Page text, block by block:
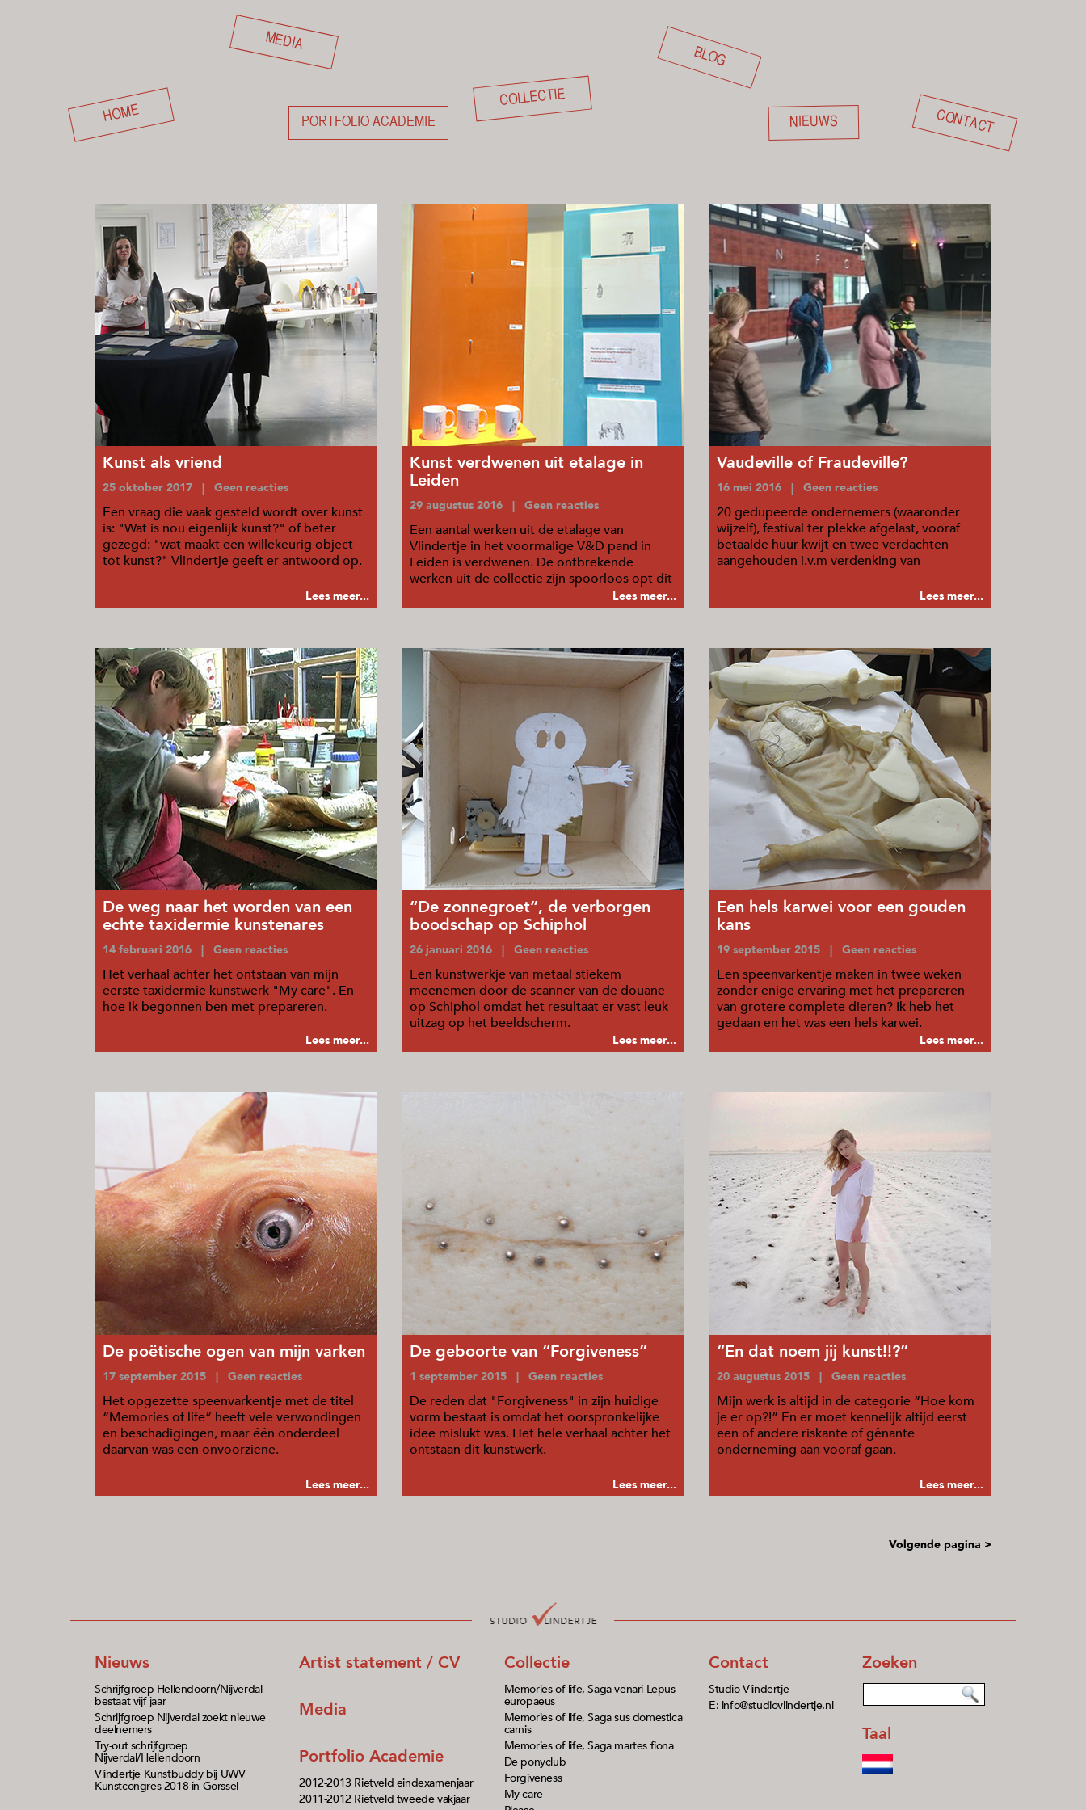
HOME
MEDIA
PORTFOLIO ACADEMIE
COLLECTIE
BLOG
NIEUWS CONTACT
Kunst als vriend
25 oktober 2017 | Geen reacties
Een vraag die vaak gesteld wordt over kunst
is: "Wat is nou eigenlijk kunst?" of beter
gezegd: "wat maakt een willekeurig object
tot kunst?" Vlindertje geeft er antwoord op.
Lees meer...
Kunst verdwenen uit etalage in
Leiden
29 augustus 2016 | Geen reacties
Een aantal werken uit de etalage van
Vlindertje in het voormalige V&D pand in
Leiden is verdwenen. De ontbrekende
werken uit de collectie zijn spoorloos opt dit
Lees meer...
Vaudeville of Fraudeville?
16 mei 2016 | Geen reacties
20 gedupeerde ondernemers (waaronder
wijzelf), festival ter plekke afgelast, vooraf
betaalde huur kwijt en twee verdachten
aangehouden i.v.m verdenking van
Lees meer...
De weg naar het worden van een
echte taxidermie kunstenares
14 februari 2016 | Geen reacties
Het verhaal achter het ontstaan van mijn
eerste taxidermie kunstwerk "My care". En
hoe ik begonnen ben met prepareren.
Lees meer...
“De zonnegroet”, de verborgen
boodschap op Schiphol
26 januari 2016 | Geen reacties
Een kunstwerkje van metaal stiekem
meenemen door de scanner van de douane
op Schiphol omdat het resultaat er vast leuk
uitzag op het beeldscherm.
Lees meer...
Een hels karwei voor een gouden
kans
19 september 2015 | Geen reacties
Een speenvarkentje maken in twee weken
zonder enige ervaring met het prepareren
van grotere complete dieren? Ik heb het
gedaan en het was een hels karwei.
Lees meer...
De poëtische ogen van mijn varken
17 september 2015 | Geen reacties
Het opgezette speenvarkentje met de titel
“Memories of life” heeft vele verwondingen
en beschadigingen, maar één onderdeel
daarvan was een onvoorziene.
Lees meer...
De geboorte van “Forgiveness”
1 september 2015 | Geen reacties
De reden dat "Forgiveness" in zijn huidige
vorm bestaat is omdat het oorspronkelijke
idee mislukt was. Het hele verhaal achter het
ontstaan dit kunstwerk.
Lees meer...
“En dat noem jij kunst!!?”
20 augustus 2015 | Geen reacties
Mijn werk is altijd in de categorie “Hoe kom
je er op?!” En er moet kennelijk altijd eerst
een of andere riskante of gênante
onderneming aan vooraf gaan.
Lees meer...
Volgende pagina >
Nieuws
Schrijfgroep Hellendoorn/Nijverdal
bestaat vijf jaar
Schrijfgroep Nijverdal zoekt nieuwe
deelnemers
Try-out schrijfgroep
Nijverdal/Hellendoorn
Vlindertje Kunstbuddy bij UWV
Kunstcongres 2018 in Gorssel
Artist statement / CV
Media
Portfolio Academie
2012-2013 Rietveld eindexamenjaar
2011-2012 Rietveld tweede vakjaar
Collectie
Memories of life, Saga venari Lepus
europaeus
Memories of life, Saga sus domestica
carnis
Memories of life, Saga martes fiona
De ponyclub
Forgiveness
My care
Contact
Studio Vlindertje
E: info@studiovlindertje.nl
Zoeken
Taal